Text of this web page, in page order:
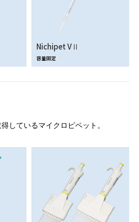
Nichipet VⅡ
容量固定
しているマイクロピペット。